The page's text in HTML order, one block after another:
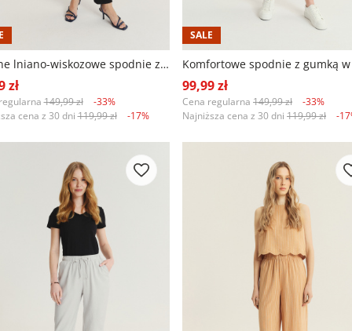
Czarne lniano-wiskozowe spodnie z gumką w talii
zł
149,99 zł
-33%
cena z 30 dni119,99 zł -17%
SALE
Komfortowe spodnie z gumką
99,99 zł
Cena regularna 149,99 zł
-33%
Najniższa cena z 30 dni 119,99 zł -